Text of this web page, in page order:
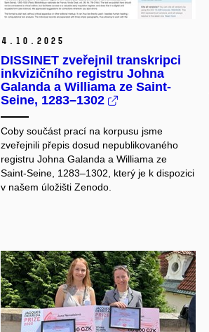
4. 10. 2025
DISSINET zveřejnil transkripci
inkvizičního registru Johna
Galanda a Williama ze Saint-
Seine, 1283–1302
Coby součást prací na korpusu jsme
zveřejnili přepis dosud nepublikovaného
registru Johna Galanda a Williama ze
Saint-Seine, 1283–1302, který je k dispozici
v našem úložišti Zenodo.